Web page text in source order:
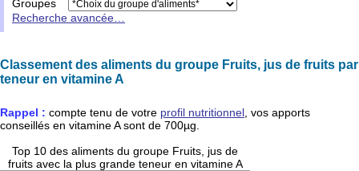
Groupes
Recherche avancée…
Classement des aliments du groupe Fruits, jus de fruits par
teneur en vitamine A
Rappel : compte tenu de votre profil nutritionnel , vos apports
conseillés en vitamine Asont de 700µg
Top 10 des aliments du groupe Fruits, jus de
fruits avec la plus grande teneur en vitamine A